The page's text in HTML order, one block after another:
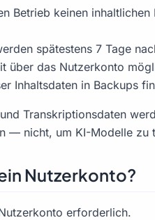
Betrieb keinen
spätestens 7 Tage
über das Nutzerkonto
Inhaltsdaten in Backups
Transkriptionsdaten
— nicht, um KI-Modelle zu
Nutzerkonto?
erforderlich.